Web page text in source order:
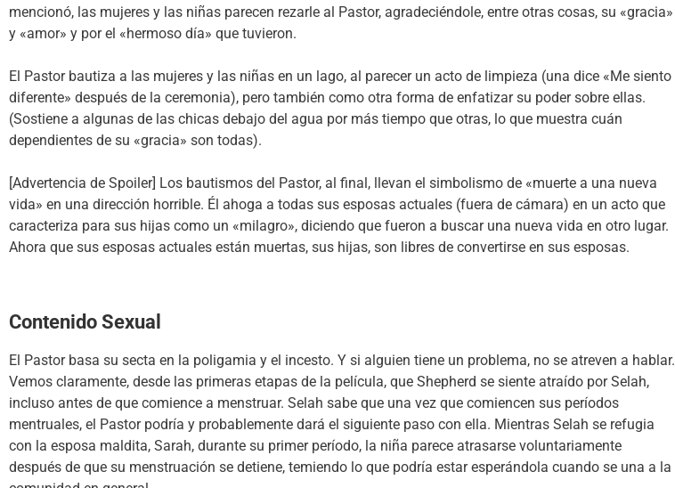
mencionó, las mujeres y las niñas parecen rezarle al Pastor, agradeciéndole, entre otras cosas, su «gracia»
y «amor» y por el «hermoso día» que tuvieron.
El Pastor bautiza a las mujeres y las niñas en un lago, al parecer un acto de limpieza (una dice «Me siento
diferente» después de la ceremonia), pero también como otra forma de enfatizar su poder sobre ellas.
(Sostiene a algunas de las chicas debajo del agua por más tiempo que otras, lo que muestra cuán
dependientes de su «gracia» son todas).
[Advertencia de Spoiler] Los bautismos del Pastor, al final, llevan el simbolismo de «muerte a una nueva
vida» en una dirección horrible. Él ahoga a todas sus esposas actuales (fuera de cámara) en un acto que
caracteriza para sus hijas como un «milagro», diciendo que fueron a buscar una nueva vida en otro lugar.
Ahora que sus esposas actuales están muertas, sus hijas, son libres de convertirse en sus esposas.
Contenido Sexual
El Pastor basa su secta en la poligamia y el incesto. Y si alguien tiene un problema, no se atreven a hablar.
Vemos claramente, desde las primeras etapas de la película, que Shepherd se siente atraído por Selah,
incluso antes de que comience a menstruar. Selah sabe que una vez que comiencen sus períodos
mentruales, el Pastor podría y probablemente dará el siguiente paso con ella. Mientras Selah se refugia
con la esposa maldita, Sarah, durante su primer período, la niña parece atrasarse voluntariamente
después de que su menstruación se detiene, temiendo lo que podría estar esperándola cuando se una a la